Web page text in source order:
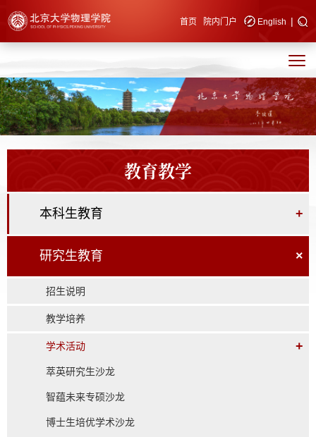
快速导航 首页 院内门户 English |
教育教学
本科生教育 +
研究生教育 ×
招生说明
教学培养
学术活动 +
萃英研究生沙龙
智蕴未来专硕沙龙
博士生培优学术沙龙